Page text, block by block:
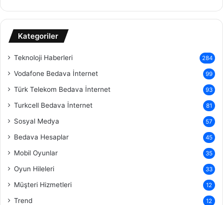
Kategoriler
Teknoloji Haberleri 284
Vodafone Bedava İnternet 99
Türk Telekom Bedava İnternet 93
Turkcell Bedava İnternet 81
Sosyal Medya 57
Bedava Hesaplar 45
Mobil Oyunlar 35
Oyun Hileleri 33
Müşteri Hizmetleri 12
Trend 12